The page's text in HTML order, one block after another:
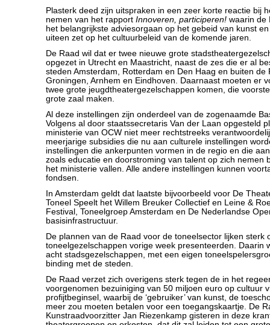
Plasterk deed zijn uitspraken in een zeer korte reactie bij
nemen van het rapport Innoveren, participeren! waarin de
het belangrijkste adviesorgaan op het gebeid van kunst
uiteen zet op het cultuurbeleid van de komende jaren.
De Raad wil dat er twee nieuwe grote
opgezet in Utrecht en Maastricht, naast de zes die er al
steden Amsterdam, Rotterdam en Den Haag en buiten de
Groningen, Arnhem en Eindhoven. Daarnaast moeten er
twee grote jeugdtheatergezelschappen komen, die
grote zaal maken.
Al deze instellingen zijn onderdeel van de zogenaamde
Volgens al door staatssecretaris Van der Laan opgesteld
ministerie van OCW niet meer rechtstreeks
meerjarige subsidies die nu aan culturele instellingen
instellingen die ankerpunten vormen in de regio en die
zoals educatie en doorstroming van talent op zich nemen
het ministerie vallen. Alle andere instellingen kunnen
fondsen.
In Amsterdam geldt dat laatste bijvoorbeeld voor De
Toneel Speelt het Willem Breuker Collectief en Leine &
Festival, Toneelgroep Amsterdam en De Nederlandse
basisinfrastructuur.
De plannen van de Raad voor de toneelsector lijken sterk
toneelgezelschappen vorige week presenteerden. Daarin
acht stadsgezelschappen, met een eigen
binding met de steden.
De Raad verzet zich overigens sterk tegen de in het
voorgenomen bezuiniging van 50 miljoen euro op cultuur
profijtbeginsel, waarbij de ‘gebruiker’ van kunst, de
meer zou moeten betalen voor een toegangskaartje. De
Kunstraadvoorzitter Jan Riezenkamp gisteren in deze